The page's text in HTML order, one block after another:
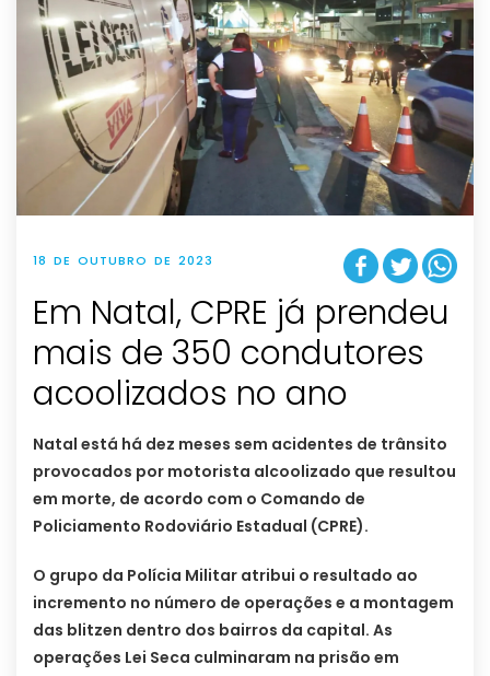
18 DE OUTUBRO DE 2023
Em Natal, CPRE já prendeu
mais de 350 condutores
acoolizados no ano
Natal está há dez meses sem acidentes de trânsito
provocados por motorista alcoolizado que resultou
em morte, de acordo com o Comando de
Policiamento Rodoviário Estadual (CPRE).
O grupo da Polícia Militar atribui o resultado ao
incremento no número de operações e a montagem
das blitzen dentro dos bairros da capital. As
operações Lei Seca culminaram na prisão em